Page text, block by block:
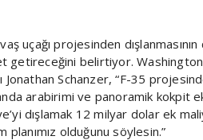
uçağı projesinden dışlanmasının
getireceğini belirtiyor.
Jonathan Schanzer, “F-35
arabirimi ve panoramik kokpit
dışlamak 12 milyar dolar ek
olduğunu söylesin.”